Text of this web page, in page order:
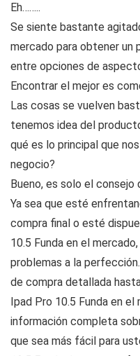
Eh……..
Se siente bastante
mercado para obtener un
entre opciones de
Encontrar el mejor es
Las cosas se vuelven
tenemos idea del
qué es lo principal que
negocio?
Bueno, es solo el consejo
Ya sea que esté
compra final o esté
10.5 Funda en el
problemas a la
de compra detallada
Ipad Pro 10.5 Funda en
información completa
que sea más fácil para